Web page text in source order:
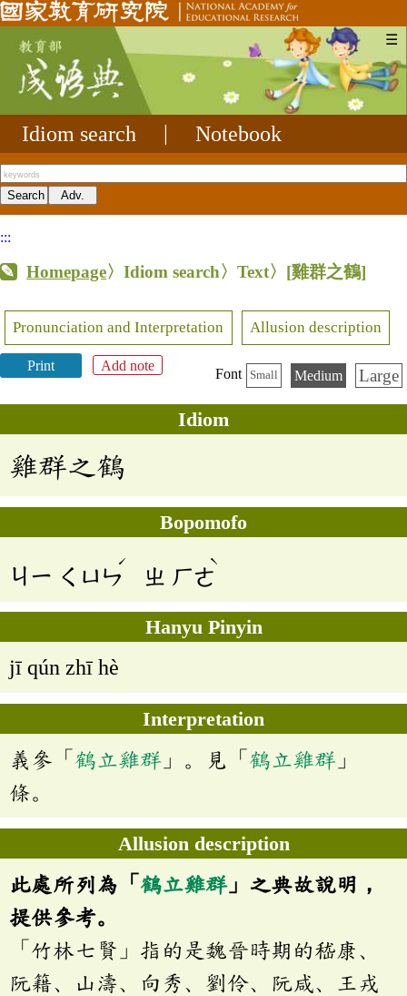
☰
Idiom search Notebook
:::
Homepage〉Idiom search〉Text〉 [雞群之鶴]
Pronunciation and Interpretation Allusion description
Print Add note
Font Small Medium Large
Idiom
雞群之鶴
Bopomofo
ㄐㄧ ㄑㄩㄣ
ˊ
ㄓ ㄏㄜ
ˋ
Hanyu Pinyin
jī qún zhī hè
Interpretation
義參「 鶴立雞群 」。見「 鶴立雞群 」
條。
Allusion description
此處所列為「 鶴立雞群」之典故說明，
提供參考。
「竹林七賢」指的是魏晉時期的嵇康、
阮籍、山濤、向秀、劉伶、阮咸、王戎